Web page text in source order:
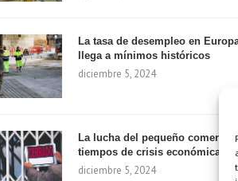
La tasa de desempleo en
llega a mínimos históricos
diciembre 5, 2024
La lucha del pequeño comercio
tiempos de crisis económica
diciembre 5, 2024